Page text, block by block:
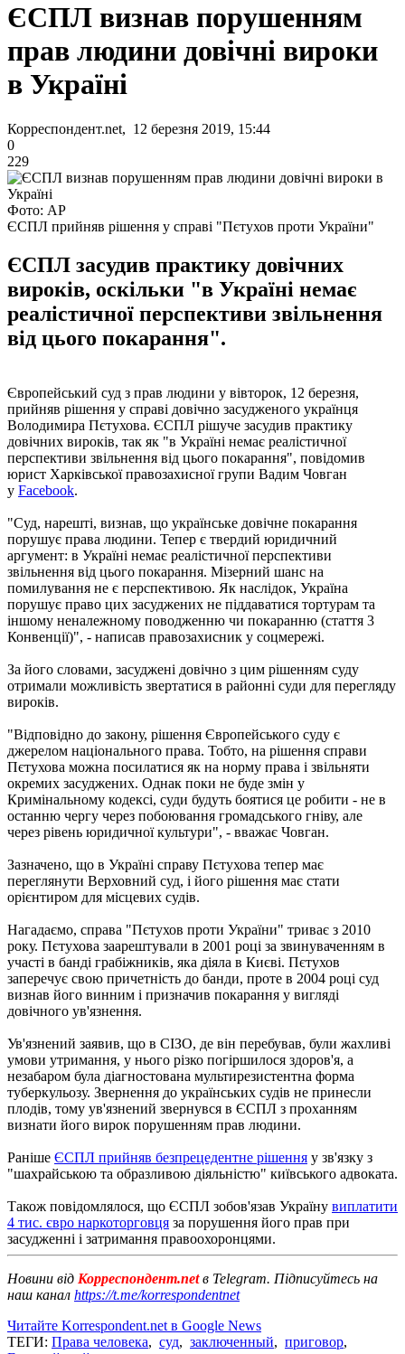
ЄСПЛ визнав порушенням
прав людини довічні вироки
в Україні
Корреспондент.net, 12 березня 2019, 15:44
0
229
Фото: AP
ЄСПЛ прийняв рішення у справі "Пєтухов проти України"
ЄСПЛ засудив практику довічних
вироків, оскільки "в Україні немає
реалістичної перспективи звільнення
від цього покарання".
Європейський суд з прав людини у вівторок, 12 березня,
прийняв рішення у справі довічно засудженого українця
Володимира Пєтухова. ЄСПЛ рішуче засудив практику
довічних вироків, так як "в Україні немає реалістичної
перспективи звільнення від цього покарання", повідомив
юрист Харківської правозахисної групи Вадим Човган
у Facebook.
"Суд, нарешті, визнав, що українське довічне покарання
порушує права людини. Тепер є твердий юридичний
аргумент: в Україні немає реалістичної перспективи
звільнення від цього покарання. Мізерний шанс на
помилування не є перспективою. Як наслідок, Україна
порушує право цих засуджених не піддаватися тортурам та
іншому неналежному поводженню чи покаранню (стаття 3
Конвенції)", - написав правозахисник у соцмережі.
За його словами, засуджені довічно з цим рішенням суду
отримали можливість звертатися в районні суди для перегляду
вироків.
"Відповідно до закону, рішення Європейського суду є
джерелом національного права. Тобто, на рішення справи
Пєтухова можна посилатися як на норму права і звільняти
окремих засуджених. Однак поки не буде змін у
Кримінальному кодексі, суди будуть боятися це робити - не в
останню чергу через побоювання громадського гніву, але
через рівень юридичної культури", - вважає Човган.
Зазначено, що в Україні справу Пєтухова тепер має
переглянути Верховний суд, і його рішення має стати
орієнтиром для місцевих судів.
Нагадаємо, справа "Пєтухов проти України" триває з 2010
року. Пєтухова заарештували в 2001 році за звинуваченням в
участі в банді грабіжників, яка діяла в Києві. Пєтухов
заперечує свою причетність до банди, проте в 2004 році суд
визнав його винним і призначив покарання у вигляді
довічного ув'язнення.
Ув'язнений заявив, що в СІЗО, де він перебував, були жахливі
умови утримання, у нього різко погіршилося здоров'я, а
незабаром була діагностована мультирезистентна форма
туберкульозу. Звернення до українських судів не принесли
плодів, тому ув'язнений звернувся в ЄСПЛ з проханням
визнати його вирок порушенням прав людини.
Раніше ЄСПЛ прийняв безпрецедентне рішення у зв'язку з
"шахрайською та образливою діяльністю" київського адвоката.
Також повідомлялося, що ЄСПЛ зобов'язав Україну виплатити
4 тис. євро наркоторговця за порушення його прав при
засудженні і затримання правоохоронцями.
Новини від Корреспондент.netв Telegram. Підписуйтесь на
наш канал https://t.me/korrespondentnet
Читайте Korrespondent.net в Google News
ТЕГИ: Права человека, суд, заключенный, приговор,